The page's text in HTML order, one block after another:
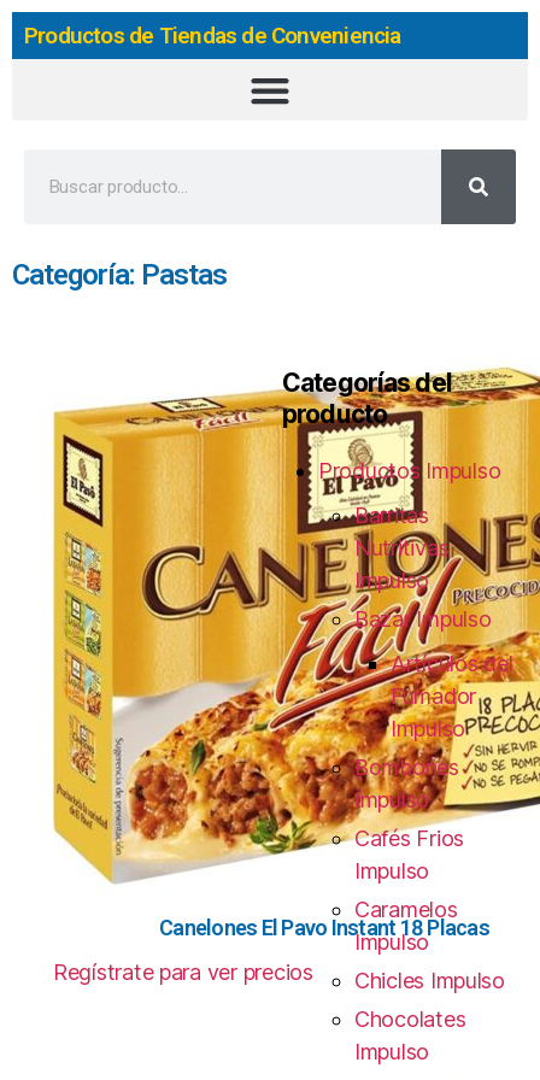
Productos de Tiendas de Conveniencia
Categoría: Pastas
Canelones El Pavo Instant 18 Placas
Regístrate para ver precios
Categorías del
producto
Productos Impulso
Barritas
Nutritivas
Impulso
Bazar Impulso
Artículos del
Fumador
Impulso
Bombones
Impulso
Cafés Frios
Impulso
Caramelos
Impulso
Chicles Impulso
Chocolates
Impulso